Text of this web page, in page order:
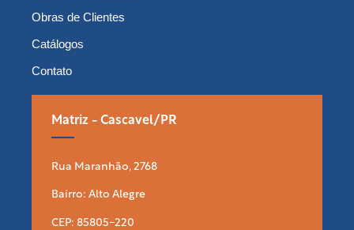
Obras de Clientes
Catálogos
Contato
Matriz - Cascavel/PR
Rua Maranhão, 2768
Bairro: Alto Alegre
CEP: 85805-220